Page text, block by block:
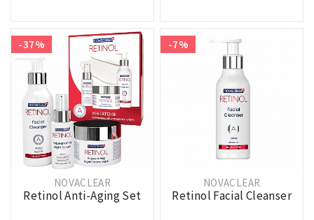
-37%
NOVACLEAR
Retinol Anti-Aging Set
-7%
NOVACLEAR
Retinol Facial Cleanser